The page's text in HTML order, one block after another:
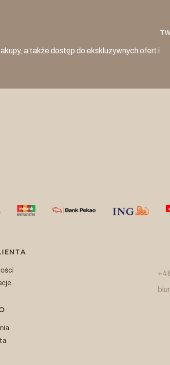
a także dostęp do ekskluzywnych ofert i